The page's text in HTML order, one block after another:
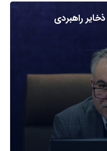
راهبردی